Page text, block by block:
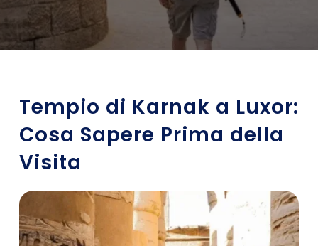
Tempio di Karnak a Luxor:
Cosa Sapere Prima della
Visita